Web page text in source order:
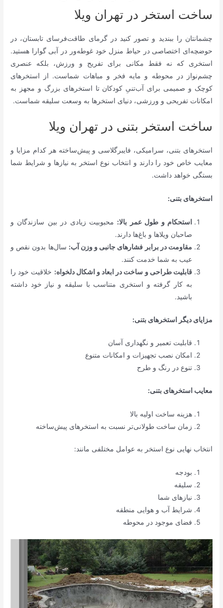
ساخت استخر در تهران ویلا
چشمانتان را ببندید و تصور کنید در گرمای طاقت‌فرسای تابستان، در
حوضچه‌ای اختصاصی در حیاط منزل خود غوطه‌ور در آبی گوارا هستید.
استخری که نه فقط مکانی برای تفریح و ورزش، بلکه عنصری
چشم‌نواز در محوطه و مایه فخر و مباهات شماست. از استخرهای
کوچک و صمیمی برای آب‌تنیِ کودکان تا استخرهای بزرگ و مجهز به
امکانات تفریحی و ورزشی، دنیای استخرها به وسعت سلیقه شماست.
ساخت استخر بتنی در تهران ویلا
استخرهای بتنی، سرامیکی، فایبرگلاسی و پیش‌ساخته هر کدام مزایا و
معایب خاص خود را دارند و انتخاب نوع استخر به نیازها و شرایط شما
بستگی خواهد داشت.
استخرهای بتنی:
استحکام و طول عمر بالا: محبوبیت زیادی در بین سازندگان و
صاحبان ویلاها و باغ‌ها دارند.
مقاومت در برابر فشارهای جانبی و وزن آب: سال‌ها بدون نقص و
عیب به شما خدمت کنند.
قابلیت طراحی و ساخت در ابعاد و اشکال دلخواه: خلاقیت خود را
به کار گرفته و استخری متناسب با سلیقه و نیاز خود داشته
باشید.
مزایای دیگر استخرهای بتنی:
قابلیت تعمیر و نگهداری آسان
امکان نصب تجهیزات و امکانات متنوع
تنوع در رنگ و طرح
معایب استخرهای بتنی:
هزینه ساخت اولیه بالا
زمان ساخت طولانی‌تر نسبت به استخرهای پیش‌ساخته
انتخاب نهایی نوع استخر به عوامل مختلفی مانند:
بودجه
سلیقه
نیازهای شما
شرایط آب و هوایی منطقه
فضای موجود در محوطه